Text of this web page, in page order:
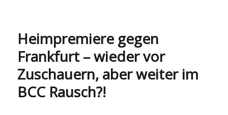
Heimpremiere gegen
Frankfurt – wieder vor
Zuschauern, aber weiter im
BCC Rausch?!